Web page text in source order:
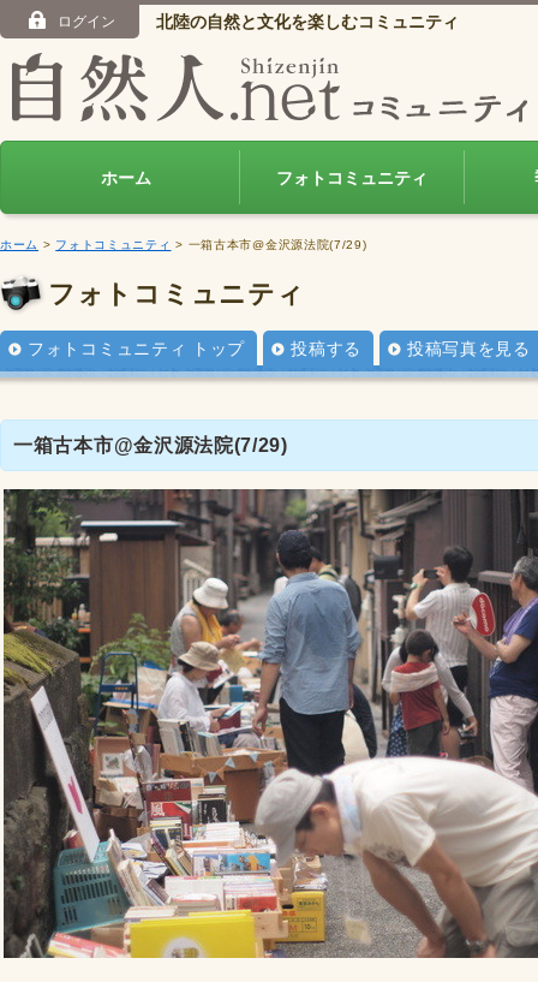
ログイン 北陸の自然と文化を楽しむコミュニティ
ホーム フォトコミュニティ
ホーム > フォトコミュニティ > 一箱古本市@金沢源法院(7/29)
フォトコミュニティ
フォトコミュニティ トップ 投稿する 投稿写真を見る
一箱古本市@金沢源法院(7/29)